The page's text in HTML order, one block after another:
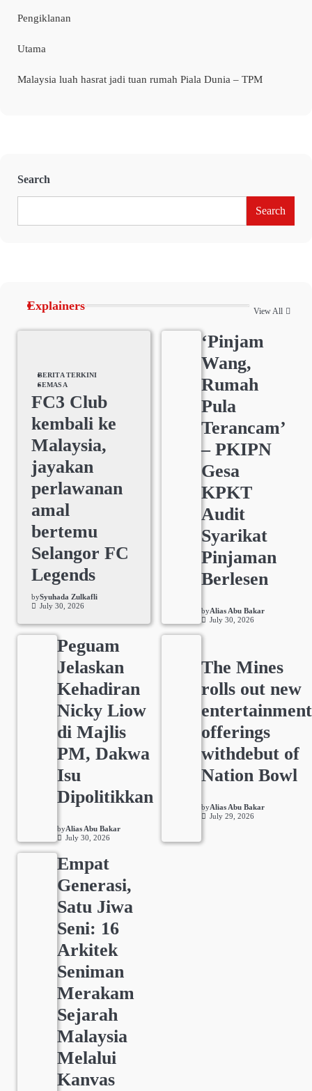
Pengiklanan
Utama
Malaysia luah hasrat jadi tuan rumah Piala Dunia – TPM
Search
Search
Explainers View All
BERITA TERKINI
SEMASA
FC3 Club
kembali ke
Malaysia,
jayakan
perlawanan
amal
bertemu
Selangor FC
Legends
bySyuhada Zulkafli
July 30, 2026
‘Pinjam
Wang,
Rumah
Pula
Terancam’
– PKIPN
Gesa
KPKT
Audit
Syarikat
Pinjaman
Berlesen
byAlias Abu Bakar
July 30, 2026
Peguam
Jelaskan
Kehadiran
Nicky Liow
di Majlis
PM, Dakwa
Isu
Dipolitikkan
byAlias Abu Bakar
July 30, 2026
The Mines
rolls out new
entertainment
offerings
withdebut of
Nation Bowl
byAlias Abu Bakar
July 29, 2026
Empat
Generasi,
Satu Jiwa
Seni: 16
Arkitek
Seniman
Merakam
Sejarah
Malaysia
Melalui
Kanvas